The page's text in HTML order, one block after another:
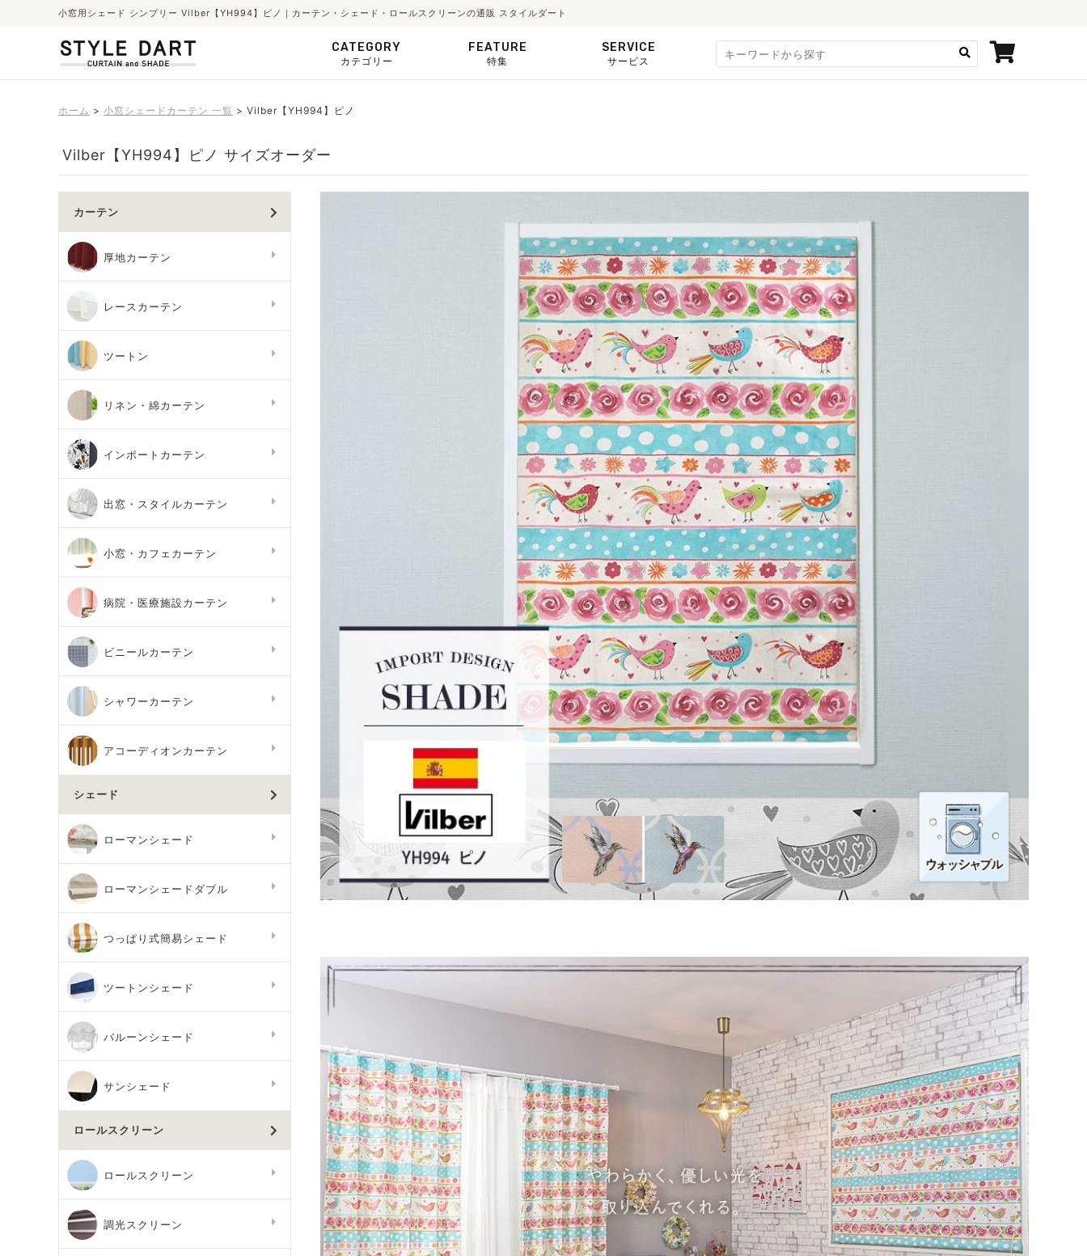
小窓用シェード シンプリー Vilber【YH994】ピノ｜カーテン・シェード・ロールスクリーンの通販 スタイルダート
CATEGORY
カテゴリー
FEATURE
特集
SERVICE
サービス
ホーム 小窓シェードカーテン 一覧 Vilber【YH994】ピノ
Vilber【YH994】ピノ サイズオーダー
カーテン
厚地カーテン
レースカーテン
ツートン
リネン・綿カーテン
インポートカーテン
出窓・スタイルカーテン
小窓・カフェカーテン
病院・医療施設カーテン
ビニールカーテン
シャワーカーテン
アコーディオンカーテン
シェード
ローマンシェード
ローマンシェードダブル
つっぱり式簡易シェード
ツートンシェード
バルーンシェード
サンシェード
ロールスクリーン
ロールスクリーン
調光スクリーン